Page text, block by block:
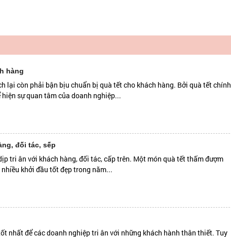
hàng
lại còn phải bận bịu chuẩn bị quà tết cho khách hàng. Bởi quà tết chính
sự quan tâm của doanh nghiệp...
đối tác, sếp
tri ân với khách hàng, đối tác, cấp trên. Một món quà tết thấm đượm
khởi đầu tốt đẹp trong năm...
nhất để các doanh nghiệp tri ân với những khách hành thân thiết. Tuy